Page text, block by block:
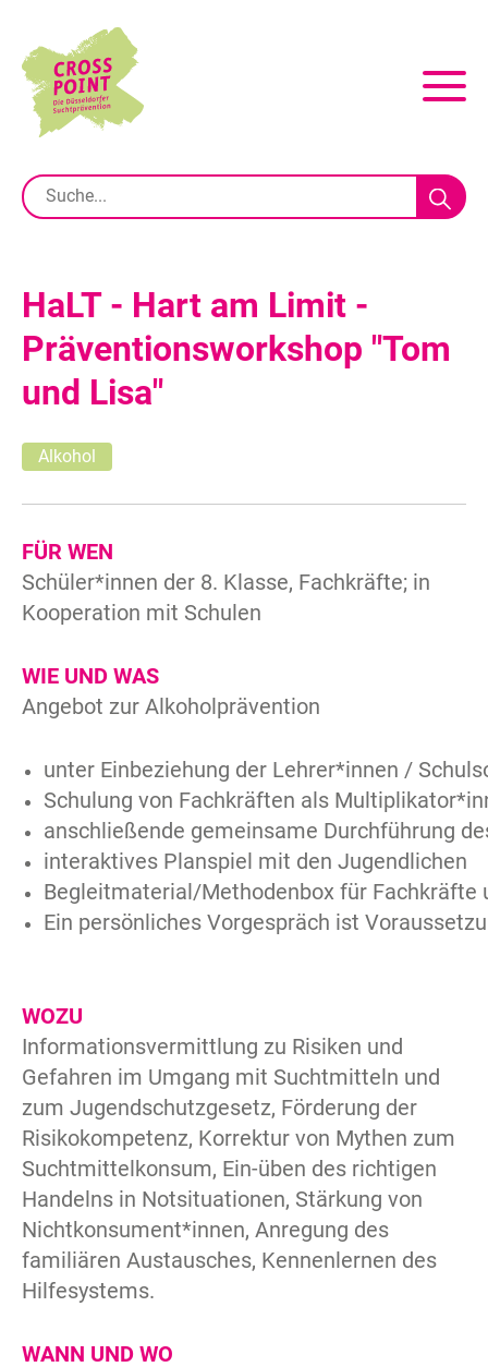
HaLT - Hart am Limit -
Präventionsworkshop "Tom
und Lisa"
Alkohol
FÜR WEN
Schüler*innen der 8. Klasse, Fachkräfte; in
Kooperation mit Schulen
WIE UND WAS
Angebot zur Alkoholprävention
unter Einbeziehung der Lehrer*innen /
Schulung von Fachkräften als
anschließende gemeinsame Durchführung
interaktives Planspiel mit den Jugendlichen
Begleitmaterial/Methodenbox für Fachkräfte
Ein persönliches Vorgespräch ist
WOZU
Informationsvermittlung zu Risiken und
Gefahren im Umgang mit Suchtmitteln und
zum Jugendschutzgesetz, Förderung der
Risikokompetenz, Korrektur von Mythen zum
Suchtmittelkonsum, Ein-üben des richtigen
Handelns in Notsituationen, Stärkung von
Nichtkonsument*innen, Anregung des
familiären Austausches, Kennenlernen des
Hilfesystems.
WANN UND WO